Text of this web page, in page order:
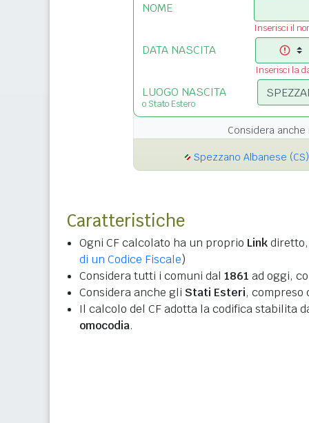
NOME
Inserisci il
DATA NASCITA
Inserisci la
LUOGO NASCITA
o Stato Estero
Considera anche i
Spezzano Albanese (CS)
Caratteristiche
Ogni CF calcolato ha un proprio Link
di un Codice Fiscale)
Considera tutti i comuni dal 1861 ad oggi,
Considera anche gli Stati Esteri, compreso
Il calcolo del CF adotta la codifica stabilita
omocodia.